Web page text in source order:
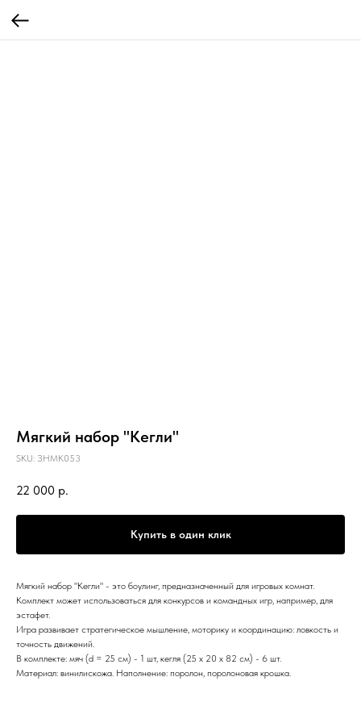
Мягкий набор "Кегли"
SKU: ЗНМК053
22 000 р.
Купить в один клик
Мягкий набор "Кегли" - это боулинг, предназначенный для игровых комнат.
Комплект может использоваться для конкурсов и командных игр, например, для
эстафет.
Игра развивает стратегическое мышление, моторику и координацию: ловкость и
точность движений.
В комплекте: мяч (d = 25 см) - 1 шт, кегля (25 x 20 x 82 см) - 6 шт.
Материал: винилискожа. Наполнение: поролон, поролоновая крошка.